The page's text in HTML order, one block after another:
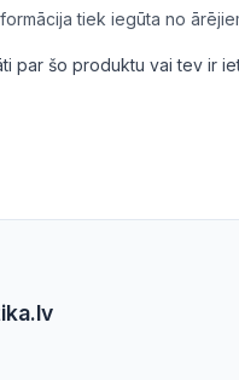
tiek iegūta no
par šo produktu vai tev ir